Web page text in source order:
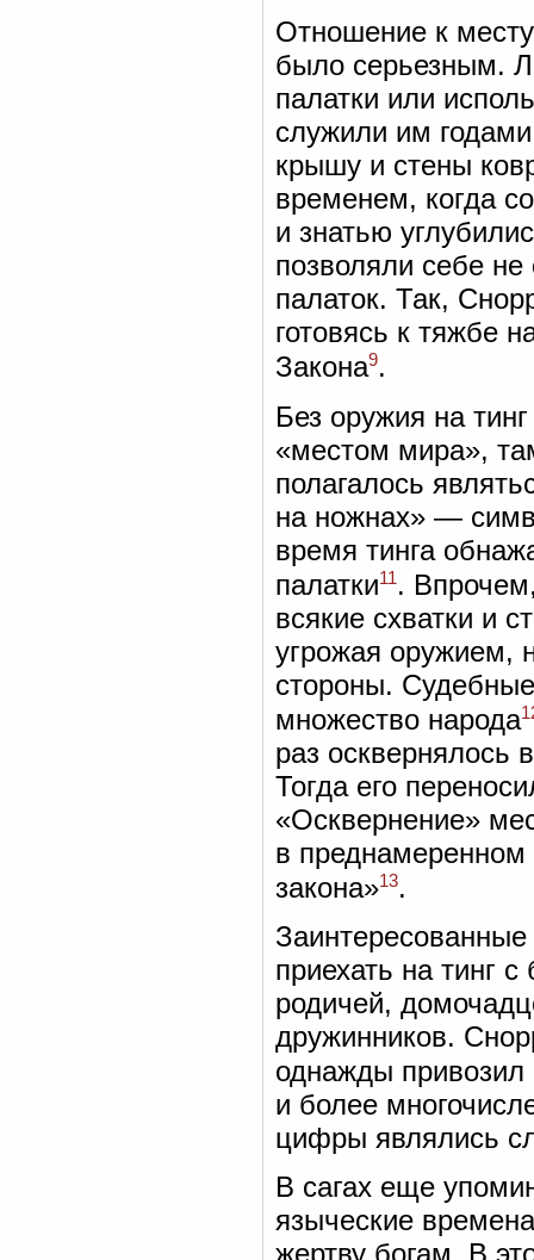
Отношение к
было серьезным.
палатки или
служили им
крышу и стены
временем, когда
и знатью
позволяли себе
палаток. Так,
готовясь к тяжбе
Закона9.
Без оружия на
«местом мира»,
полагалось
на ножнах» —
время тинга
палатки11.
всякие схватки и
угрожая оружием,
стороны.
множество народа
раз осквернялось
Тогда его
«Осквернение»
в преднамеренном
закона»13.
приехать на тинг
родичей,
дружинников.
однажды привозил
и более
цифры являлись
В сагах еще
языческие
жертву богам. В